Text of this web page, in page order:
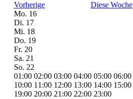
Vorherige Diese Woche
Woche
von
Veranstaltungen
Mo. 16
Di. 17
Mi. 18
Do. 19
Fr. 20
Sa. 21
So. 22
00:00
01:00 02:00 03:00 04:00 05:00 06:00
10:00 11:00 12:00 13:00 14:00 15:00
19:00 20:00 21:00 22:00 23:0000:00